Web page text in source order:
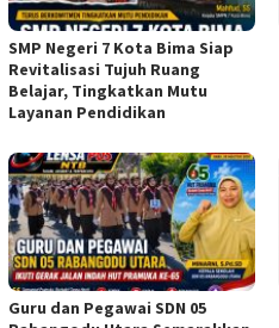
SMP Negeri 7 Kota Bima Siap
Revitalisasi Tujuh Ruang
Belajar, Tingkatkan Mutu
Layanan Pendidikan
Guru dan Pegawai SDN 05